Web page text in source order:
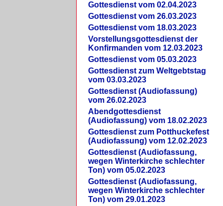
Gottesdienst vom 02.04.2023
Gottesdienst vom 26.03.2023
Gottesdienst vom 18.03.2023
Vorstellungsgottesdienst der
Konfirmanden vom 12.03.2023
Gottesdienst vom 05.03.2023
Gottesdienst zum Weltgebtstag
vom 03.03.2023
Gottesdienst (Audiofassung)
vom 26.02.2023
Abendgottesdienst
(Audiofassung) vom 18.02.2023
Gottesdienst zum Potthuckefest
(Audiofassung) vom 12.02.2023
Gottesdienst (Audiofassung,
wegen Winterkirche schlechter
Ton) vom 05.02.2023
Gottesdienst (Audiofassung,
wegen Winterkirche schlechter
Ton) vom 29.01.2023